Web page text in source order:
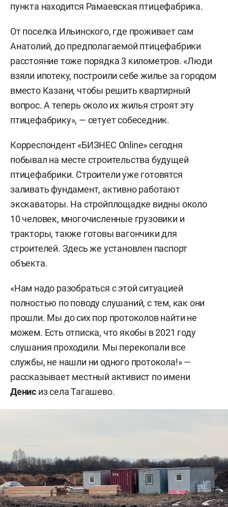
пункта находится Рамаевская птицефабрика.
От поселка Ильинского, где проживает сам
Анатолий, до предполагаемой птицефабрики
расстояние тоже порядка 3 километров. «Люди
взяли ипотеку, построили себе жилье за городом
вместо Казани, чтобы решить квартирный
вопрос. А теперь около их жилья строят эту
птицефабрику», — сетует собеседник.
Корреспондент «БИЗНЕС Online» сегодня
побывал на месте строительства будущей
птицефабрики. Строители уже готовятся
заливать фундамент, активно работают
экскаваторы. На стройплощадке видны около
10 человек, многочисленные грузовики и
тракторы, также готовы вагончики для
строителей. Здесь же установлен паспорт
объекта.
«Нам надо разобраться с этой ситуацией
полностью по поводу слушаний, с тем, как они
прошли. Мы до сих пор протоколов найти не
можем. Есть отписка, что якобы в 2021 году
слушания проходили. Мы перекопали все
службы, не нашли ни одного протокола!» —
рассказывает местный активист по имени
Денис из села Тагашево.